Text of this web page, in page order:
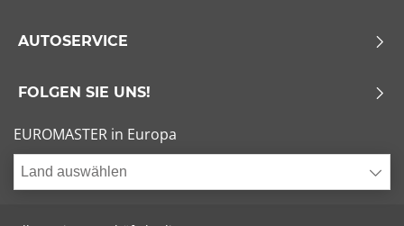
AUTOSERVICE
FOLGEN SIE UNS!
EUROMASTER in Europa
Land auswählen